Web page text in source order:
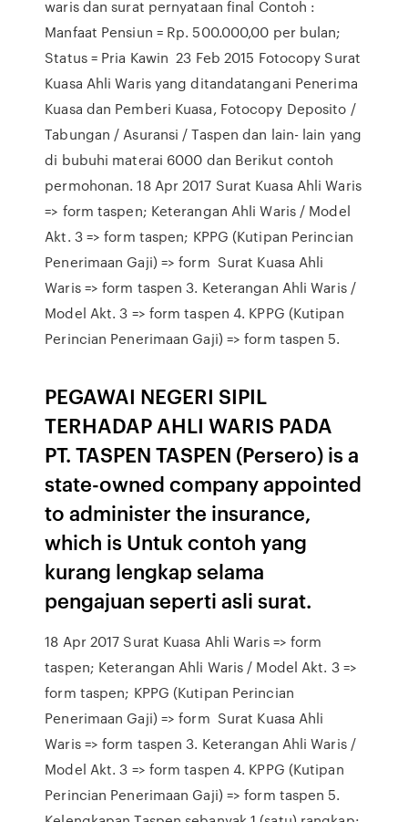
waris dan surat pernyataan final Contoh :
Manfaat Pensiun = Rp. 500.000,00 per bulan;
Status = Pria Kawin 23 Feb 2015 Fotocopy Surat
Kuasa Ahli Waris yang ditandatangani Penerima
Kuasa dan Pemberi Kuasa, Fotocopy Deposito /
Tabungan / Asuransi / Taspen dan lain- lain yang
di bubuhi materai 6000 dan Berikut contoh
permohonan. 18 Apr 2017 Surat Kuasa Ahli Waris
=> form taspen; Keterangan Ahli Waris / Model
Akt. 3 => form taspen; KPPG (Kutipan Perincian
Penerimaan Gaji) => form Surat Kuasa Ahli
Waris => form taspen 3. Keterangan Ahli Waris /
Model Akt. 3 => form taspen 4. KPPG (Kutipan
Perincian Penerimaan Gaji) => form taspen 5.
PEGAWAI NEGERI SIPIL
TERHADAP AHLI WARIS PADA
PT. TASPEN TASPEN (Persero) is a
state-owned company appointed
to administer the insurance,
which is Untuk contoh yang
kurang lengkap selama
pengajuan seperti asli surat.
18 Apr 2017 Surat Kuasa Ahli Waris => form
taspen; Keterangan Ahli Waris / Model Akt. 3 =>
form taspen; KPPG (Kutipan Perincian
Penerimaan Gaji) => form Surat Kuasa Ahli
Waris => form taspen 3. Keterangan Ahli Waris /
Model Akt. 3 => form taspen 4. KPPG (Kutipan
Perincian Penerimaan Gaji) => form taspen 5.